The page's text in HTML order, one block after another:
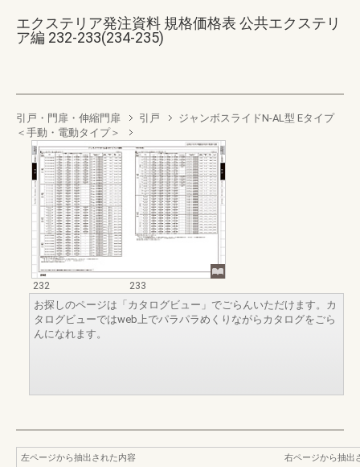
エクステリア発注資料 規格価格表 公共エクステリ
ア編 232-233(234-235)
引戸・門扉・伸縮門扉 引戸
ジャンボスライドN-AL型 Eタイプ
＜手動・電動タイプ＞
232
233
お探しのページは「カタログビュー」でごらんいただけます。カ
タログビューではweb上でパラパラめくりながらカタログをごら
んになれます。
左ページから抽出された内容
右ページから抽出